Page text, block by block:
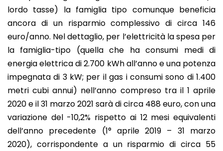
lordo tasse) la famiglia tipo comunque beneficia
ancora di un risparmio complessivo di circa 146
euro/anno. Nel dettaglio, per l’elettricità la spesa per
la famiglia-tipo (quella che ha consumi medi di
energia elettrica di 2.700 kWh all’anno e una potenza
impegnata di 3 kW; per il gas i consumi sono di 1.400
metri cubi annui) nell’anno compreso tra il 1 aprile
2020 e il 31 marzo 2021 sarà di circa 488 euro, con una
variazione del -10,2% rispetto ai 12 mesi equivalenti
dell’anno precedente (1° aprile 2019 – 31 marzo
2020), corrispondente a un risparmio di circa 55